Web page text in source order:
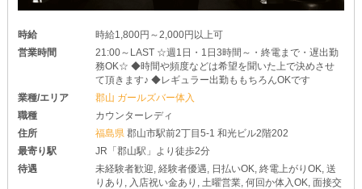
時給
時給1,800円～2,000円以上可
営業時間
21:00～LAST ☆週1日・1日3時間～・終電まで・遅出勤
務OK☆ ◆時間や頻度などは希望を聞いた上で決めさせ
て頂きます♪ ◆レギュラー出勤ももちろんOKです
業種/エリア
郡山 ガールズバー体入
職種
カウンターレディ
住所
福島県郡山市駅前2丁目5-1 和光ビル2階202
最寄り駅
JR「郡山駅」より徒歩2分
待遇
未経験者歓迎, 経験者優遇, 日払いOK, 終電上がりOK, 送
りあり, 入店祝い金あり, 土曜営業, 何回か体入OK, 面接交